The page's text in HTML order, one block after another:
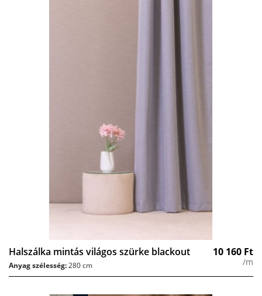
Halszálka mintás világos szürke blackout 10 160 Ft
/m
Anyag szélesség:280 cm